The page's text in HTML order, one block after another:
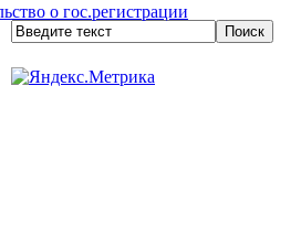
о гос.регистрации